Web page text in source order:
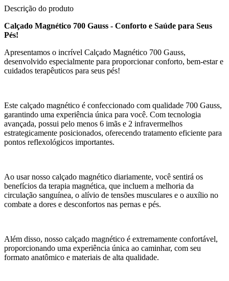
Descrição do produto
Calçado Magnético 700 Gauss - Conforto e Saúde para Seus
Pés!
Apresentamos o incrível Calçado Magnético 700 Gauss,
desenvolvido especialmente para proporcionar conforto, bem-estar e
cuidados terapêuticos para seus pés!
Este calçado magnético é confeccionado com qualidade 700 Gauss,
garantindo uma experiência única para você. Com tecnologia
avançada, possui pelo menos 6 imãs e 2 infravermelhos
estrategicamente posicionados, oferecendo tratamento eficiente para
pontos reflexológicos importantes.
Ao usar nosso calçado magnético diariamente, você sentirá os
benefícios da terapia magnética, que incluem a melhoria da
circulação sanguínea, o alívio de tensões musculares e o auxílio no
combate a dores e desconfortos nas pernas e pés.
Além disso, nosso calçado magnético é extremamente confortável,
proporcionando uma experiência única ao caminhar, com seu
formato anatômico e materiais de alta qualidade.